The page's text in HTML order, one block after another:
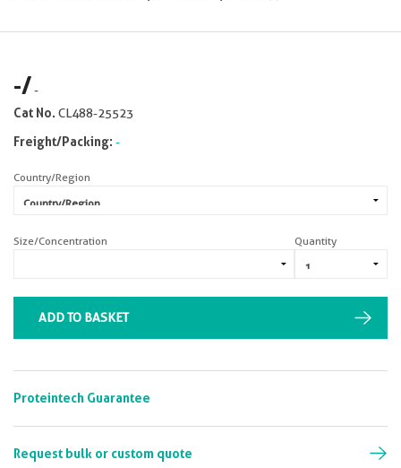
-/-
Cat No. CL488-25523
Freight/Packing: -
Country/Region
Size/Concentration Quantity
ADD TO BASKET
Proteintech Guarantee
Request bulk or custom quote